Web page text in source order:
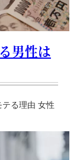
男性は
る理由 女性